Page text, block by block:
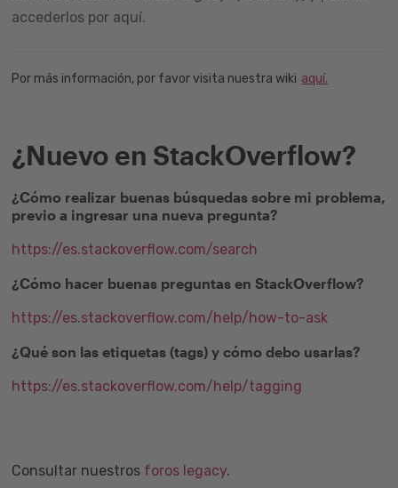
accederlos por aquí.
Por más información, por favor visita nuestra wiki aquí.
¿Nuevo en StackOverflow?
¿Cómo realizar buenas búsquedas sobre mi problema,
previo a ingresar una nueva pregunta?
https://es.stackoverflow.com/search
¿Cómo hacer buenas preguntas en StackOverflow?
https://es.stackoverflow.com/help/how-to-ask
¿Qué son las etiquetas (tags) y cómo debo usarlas?
https://es.stackoverflow.com/help/tagging
Consultar nuestros foros legacy.